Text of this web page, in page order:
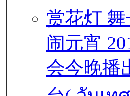
赏花灯
闹元宵
会今晚播